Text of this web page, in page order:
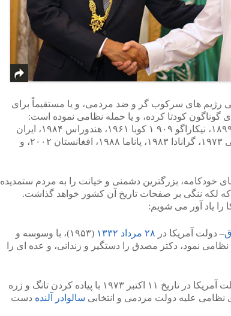
رژیم های سرکوب گر و ضد مردمی، و یا مستقیماً برای
کودتا کرده، و یا حمله نظامی نموده است:
هاوایی ۱۸۹۳، پورتوریکو ۱۸۹۸، فیلیپین ۱۸۹۹، نیکاراگو ۹۰۹ ۱ کوبا ۱۹۶۱، هندوراس ۱۹۸۴، ایران
۱۹۵۳، گواتمالا ۱۹۵۴، ویتنام ۱۹۶۳، شیلی ۱۹۷۳، گرانادا ۱۹۸۳، پاناما ۱۹۸۸، افغانستان ۲۰۰۲، و
خودکامه، بزرگترین دشمنی و خیانت را به مردم ستمدیده
لکه ننگی بر صفحات تاریخ آن کشور خواهد گذاشت.
را یاد آور می شویم:
– دولت آمریکا در ۲۸ مرداد ۱۳۳۲
(۱۹۵۳)، با وسوسه و
نظامی نمود، دکتر مصدق را دستگیر و زندانی، و عده ای را
– دولت آمریکا در تاریخ ۱۱ اکتبر ۱۹۷۳ با پیاده کردن تانگ و زره
نظامی علیه دولت مردمی و انتخابی سالوادر آلنده دست